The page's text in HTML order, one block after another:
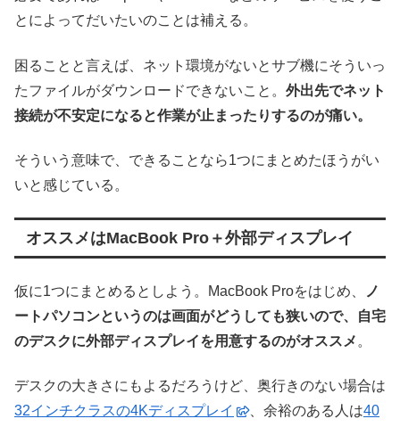
とによってだいたいのことは補える。
困ることと言えば、ネット環境がないとサブ機にそういっ
たファイルがダウンロードできないこと。 外出先でネット
接続が不安定になると作業が止まったりするのが痛い。
そういう意味で、できることなら1つにまとめたほうがい
いと感じている。
オススメはMacBook Pro＋外部ディスプレイ
仮に1つにまとめるとしよう。MacBook Proをはじめ、
ノ
ートパソコンというのは画面がどうしても狭いので、自宅
のデスクに外部ディスプレイを用意するのがオススメ 。
デスクの大きさにもよるだろうけど、奥行きのない場合は
32インチクラスの4Kディスプレイ
、余裕のある人は40